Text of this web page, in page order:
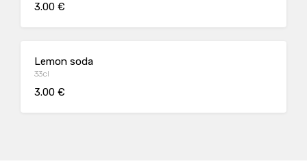
3.00 €
Lemon soda
33cl
3.00 €